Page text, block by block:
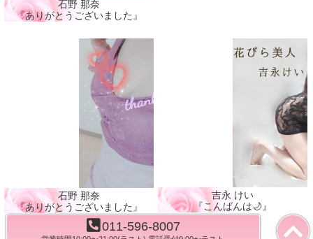
石野 那奈
『ありがとうございました』
石野 那奈
『ありがとうございました』
吉永 けい
『こんばんは🌙』
011-596-8007